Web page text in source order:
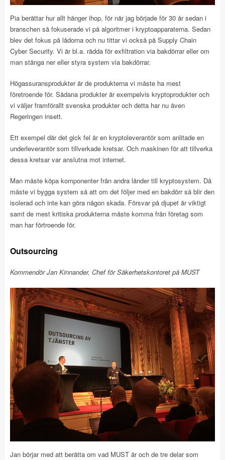
Pia berättar hur allt hänger ihop, för när jag började för 30 år sedan i
branschen så fokuserade vi på algoritmer i kryptoapparaterna. Sedan
blev det fokus på lådorna och nu tittar vi också på Supply Chain
Cyber Security. Vi är bl.a. rädda för exfiltration via bakdörrar eller om
man stänga ner eller styra system via bakdörrar.
Högassuransprodukter är de produkterna vi måste ha mest
företroende för. Sådana produkter är exempelvis kryptoprodukter och
vi väljer framförallt svenska produkter och detta har nu även
Regeringen insett.
Ett exempel där det gick fel är en kryptoleverantör som anlitade en
underleverantör som tillverkade kretsar. Och maskinen för att tillverka
dessa kretsar var anslutna mot internet.
Man måste köpa komponenter från andra länder till kryptosystem. Då
måste vi bygga system så att om det följer med en bakdörr så blir den
isolerad och inte kan göra någon skada. Försvar på djupet är viktigt
samt de mest kritiska produkterna måste komma från företag som
man har förtroende för.
Outsourcing
Kommendör Jan Kinnander, Chef för Säkerhetskontoret på MUST
Jan börjar med att berätta om vad MUST är och de tre delar som